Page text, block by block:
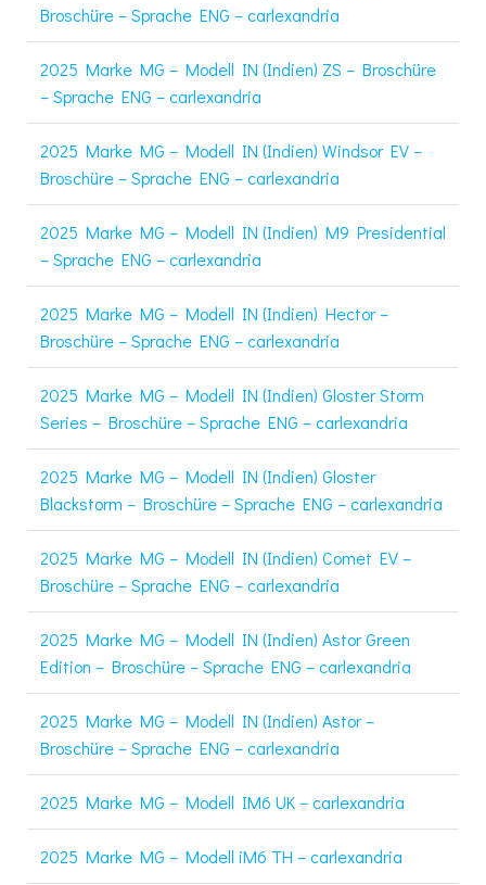
Broschüre – Sprache ENG – carlexandria
2025 Marke MG – Modell IN (Indien) ZS – Broschüre
– Sprache ENG – carlexandria
2025 Marke MG – Modell IN (Indien) Windsor EV –
Broschüre – Sprache ENG – carlexandria
2025 Marke MG – Modell IN (Indien) M9 Presidential
– Sprache ENG – carlexandria
2025 Marke MG – Modell IN (Indien) Hector –
Broschüre – Sprache ENG – carlexandria
2025 Marke MG – Modell IN (Indien) Gloster Storm
Series – Broschüre – Sprache ENG – carlexandria
2025 Marke MG – Modell IN (Indien) Gloster
Blackstorm – Broschüre – Sprache ENG – carlexandria
2025 Marke MG – Modell IN (Indien) Comet EV –
Broschüre – Sprache ENG – carlexandria
2025 Marke MG – Modell IN (Indien) Astor Green
Edition – Broschüre – Sprache ENG – carlexandria
2025 Marke MG – Modell IN (Indien) Astor –
Broschüre – Sprache ENG – carlexandria
2025 Marke MG – Modell IM6 UK – carlexandria
2025 Marke MG – Modell iM6 TH – carlexandria